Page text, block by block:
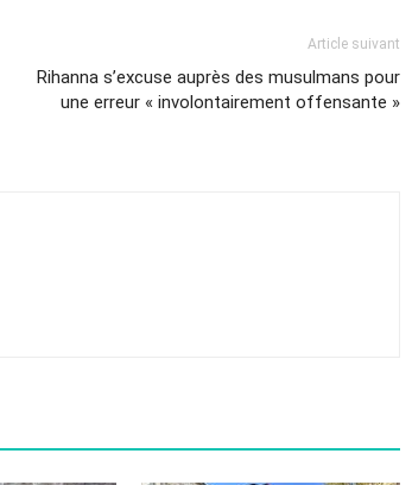
Article suivant
Rihanna s’excuse auprès des musulmans pour
une erreur « involontairement offensante »